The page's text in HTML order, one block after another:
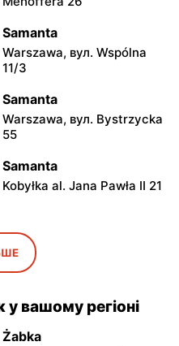
Samanta
Warszawa, вул. Wspólna
11/3
Samanta
Warszawa, вул. Bystrzycka
55
Samanta
Kobyłka al. Jana Pawła II 21
Samanta
Wołomin, вул. Wileńska 32
Samanta
Grodzisk Mazowiecki, вул.
11 Listopada 2
вашому регіоні
Żabka